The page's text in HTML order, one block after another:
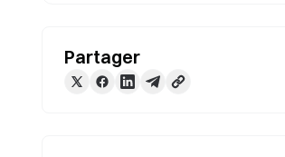
Partager